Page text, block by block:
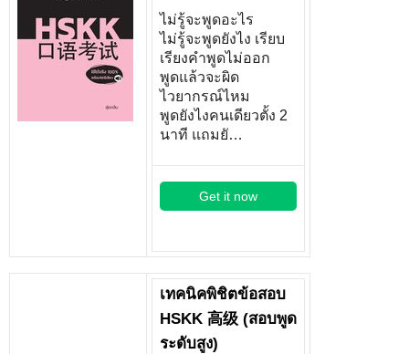
ไม่รู้จะพูดอะไร
ไม่รู้จะพูดยังไง เรียบ
เรียงคำพูดไม่ออก
พูดแล้วจะผิด
ไวยากรณ์ไหม
พูดยังไงคนเดียวตั้ง 2
นาที แถมยั…
Get it now
เทคนิคพิชิตข้อสอบ
HSKK 高级 (สอบพูด
ระดับสูง)